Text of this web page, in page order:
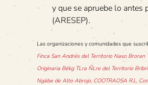
y que se apruebe lo
(ARESEP).
Las organizaciones y comunidades que
Finca San Andrés del Territorio Naso Broran
Originaria Békg TLra ÑLre del Territorio
Ngäbe de Alto Abrojo, COOTRAOSA R.L,